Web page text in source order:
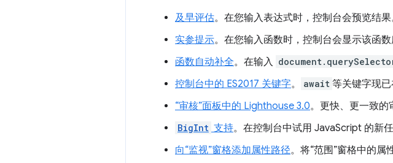
及早评估。在您输入表达式时，控制台会预览结果
实参提示。在您输入函数时，控制台会显示该函数
函数自动补全。在输入
控制台中的 ES2017 关键字。 await 等关键字现已
“审核”面板中的 Lighthouse 3.0。更快、更一致的
BigInt 支持。在控制台中试用 JavaScript 的新任
向“监视”窗格添加属性路径。将“范围”窗格中的属